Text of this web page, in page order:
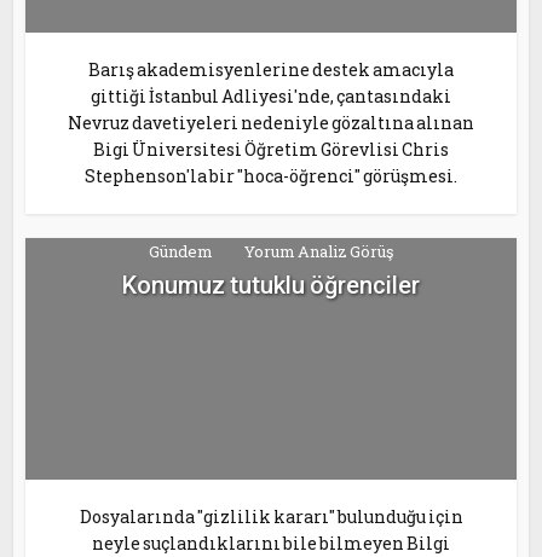
Barış akademisyenlerine destek amacıyla
gittiği İstanbul Adliyesi'nde, çantasındaki
Nevruz davetiyeleri nedeniyle gözaltına alınan
Bigi Üniversitesi Öğretim Görevlisi Chris
Stephenson'la bir "hoca-öğrenci" görüşmesi.
Gündem Yorum Analiz Görüş
Konumuz tutuklu öğrenciler
Dosyalarında "gizlilik kararı" bulunduğu için
neyle suçlandıklarını bile bilmeyen Bilgi